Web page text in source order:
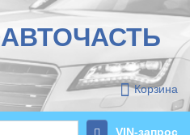
Корзина
VIN-запрос